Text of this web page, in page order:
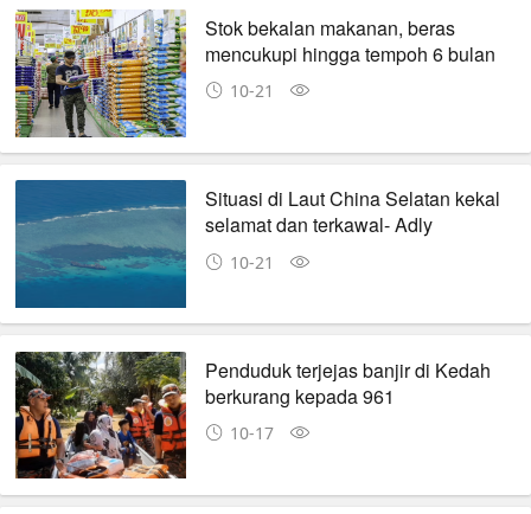
Stok bekalan makanan, beras
mencukupi hingga tempoh 6 bulan
10-21
Situasi di Laut China Selatan kekal
selamat dan terkawal- Adly
10-21
Penduduk terjejas banjir di Kedah
berkurang kepada 961
10-17